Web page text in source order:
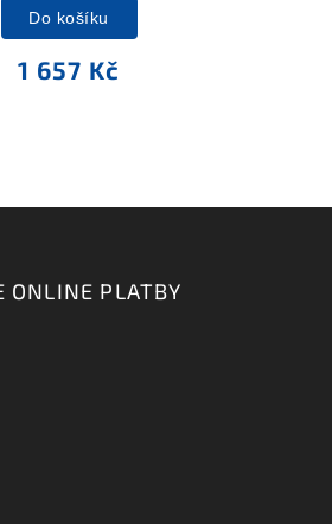
1 657 Kč
Do košíku
ONLINE PLATBY